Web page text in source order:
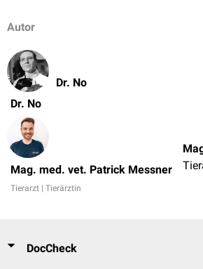
Autor
Dr. No
Dr. No
Mag. med. vet. Patrick Messner
Tierarzt | Tierärztin
DocCheck